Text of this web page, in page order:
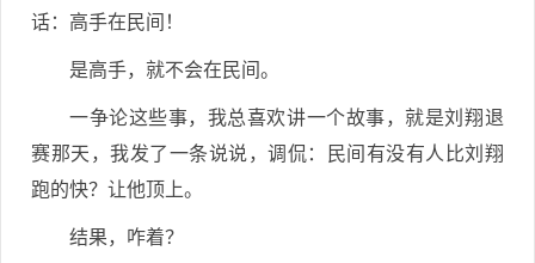
话：高手在民间！
是高手，就不会在民间。
一争论这些事，我总喜欢讲一个故事，就是刘翔退
赛那天，我发了一条说说，调侃：民间有没有人比刘翔
跑的快？让他顶上。
结果，咋着？